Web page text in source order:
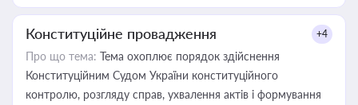
Конституційне провадження +4
Про що тема: Тема охоплює порядок здійснення
Конституційним Судом України конституційного
контролю, розгляду справ, ухвалення актів і формування